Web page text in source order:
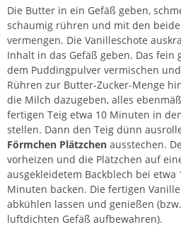
Die Butter in ein Gefäß geben,
schaumig rühren und mit den
vermengen. Die Vanilleschote
Inhalt in das Gefäß geben. Das fein
dem Puddingpulver vermischen
Rühren zur Butter-Zucker-Menge
die Milch dazugeben, alles
fertigen Teig etwa 10 Minuten in
stellen. Dann den Teig dünn
Förmchen Plätzchen ausstechen.
vorheizen und die Plätzchen auf
ausgekleidetem Backblech bei etwa
Minuten backen. Die fertigen
abkühlen lassen und genießen
luftdichten Gefäß aufbewahren).